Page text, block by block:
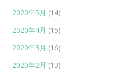
2020年5月 (14)
2020年4月 (15)
2020年3月 (16)
2020年2月 (13)